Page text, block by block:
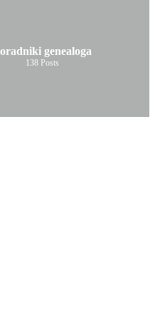
genealoga
138 Posts